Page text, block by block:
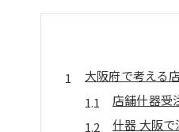
大阪府で考える
店舗什器受
什器 大阪